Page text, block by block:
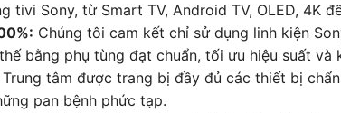
tivi Sony, từ Smart TV, Android TV, OLED, 4K
Chúng tôi cam kết chỉ sử dụng linh kiện
bằng phụ tùng đạt chuẩn, tối ưu hiệu suất và
Trung tâm được trang bị đầy đủ các thiết bị
pan bệnh phức tạp.